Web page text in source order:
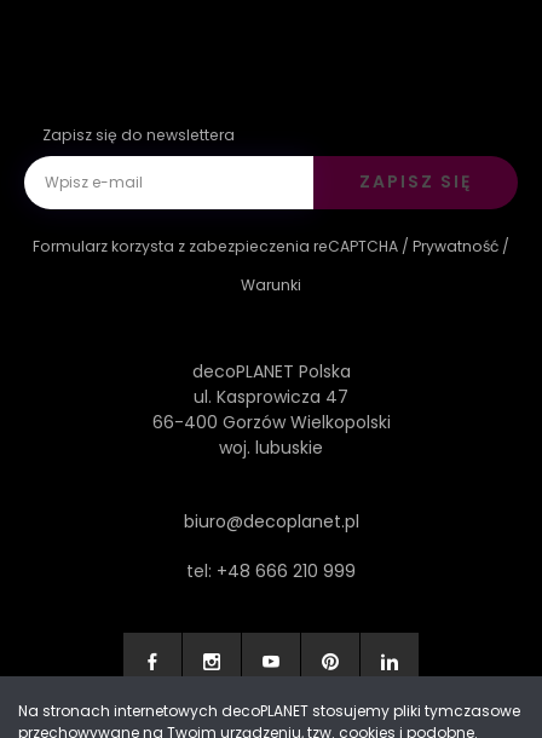
Zapisz się do newslettera
ZAPISZ SIĘ
Formularz korzysta z zabezpieczenia reCAPTCHA / Prywatność /
Warunki
decoPLANET Polska
ul. Kasprowicza 47
66-400 Gorzów Wielkopolski
woj. lubuskie
biuro@decoplanet.pl
tel: +48 666 210 999
Na stronach internetowych decoPLANET stosujemy pliki tymczasowe
przechowywane na Twoim urządzeniu, tzw. cookies i podobne.